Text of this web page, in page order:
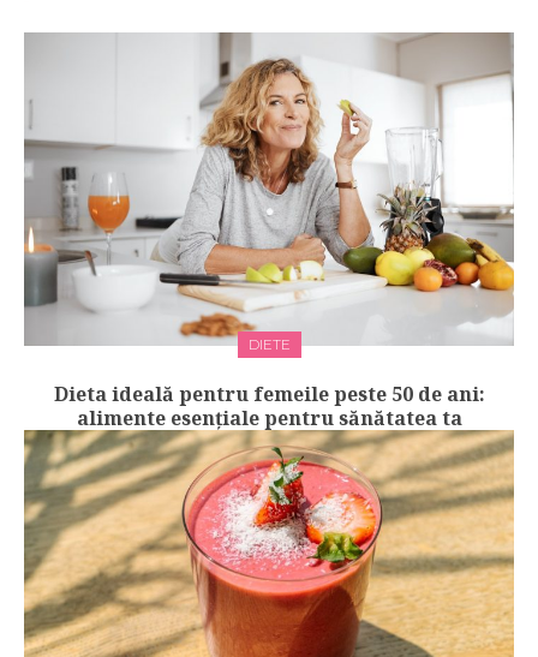
DIETE
Dieta ideală pentru femeile peste 50 de ani:
alimente esențiale pentru sănătatea ta